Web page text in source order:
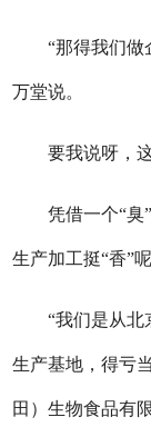
“那得我们做
万堂说。
要我说呀，这“
凭借一个“臭”
生产加工挺“香”
“我们是从北京
生产基地，得亏
田）生物食品有